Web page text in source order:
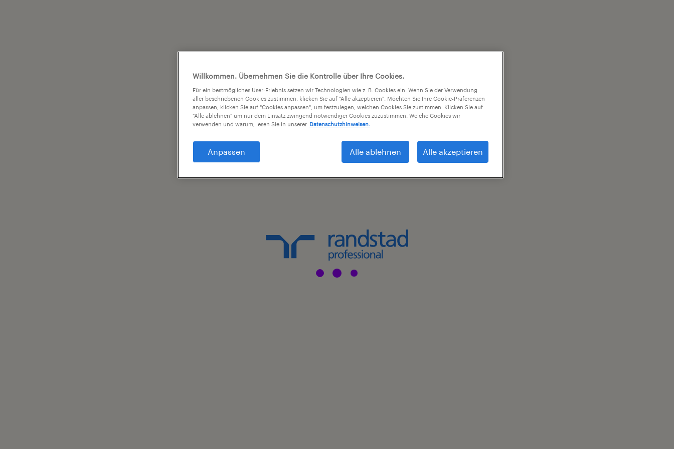
Willkommen. Übernehmen Sie die Kontrolle über Ihre Cookies.
Für ein bestmögliches User-Erlebnis setzen wir Technologien wie z. B. Cookies ein. Wenn Sie der Verwendung
aller beschriebenen Cookies zustimmen, klicken Sie auf "Alle akzeptieren". Möchten Sie Ihre Cookie-Präferenzen
anpassen, klicken Sie auf "Cookies anpassen", um festzulegen, welchen Cookies Sie zustimmen. Klicken Sie auf
"Alle ablehnen" um nur dem Einsatz zwingend notwendiger Cookies zuzustimmen. Welche Cookies wir
verwenden und warum, lesen Sie in unserer Datenschutzhinweisen.
Anpassen Alle ablehnen Alle akzeptieren